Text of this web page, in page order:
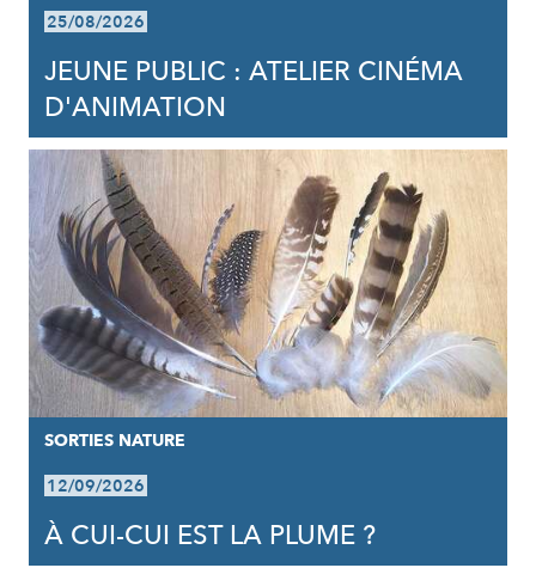
25/08/2026
JEUNE PUBLIC : ATELIER CINÉMA
D'ANIMATION
SORTIES NATURE
12/09/2026
À CUI-CUI EST LA PLUME ?